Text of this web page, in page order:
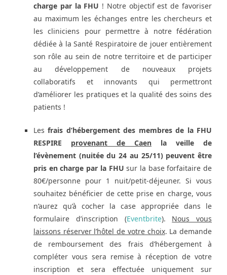
charge par la FHU ! Notre objectif est de favoriser
au maximum les échanges entre les chercheurs et
les cliniciens pour permettre à notre fédération
dédiée à la Santé Respiratoire de jouer entièrement
son rôle au sein de notre territoire et de participer
au développement de nouveaux projets
collaboratifs et innovants qui permettront
d’améliorer les pratiques et la qualité des soins des
patients !
Lesfrais d’hébergement des membres de la FHU
RESPIRE provenant de Caen la veille de
l’évènement (nuitée du 24 au 25/11) peuvent être
pris en charge par la FHUsur la base forfaitaire de
80€/personne pour 1 nuit/petit-déjeuner. Si vous
souhaitez bénéficier de cette prise en charge, vous
n’aurez qu’à cocher la case appropriée dans le
formulaire d’inscription (Eventbrite). Nous vous
laissons réserver l’hôtel de votre choix. La demande
de remboursement des frais d’hébergement à
compléter vous sera remise à réception de votre
inscription et sera effectuée uniquement sur